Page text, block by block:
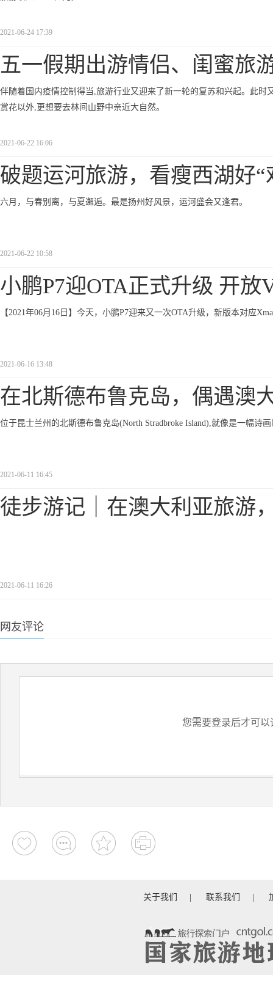
2021-06-24 17:39
五一假期出游情侣、闺蜜旅
伴随着国内疫情控制得当,旅游行业又迎来了新一轮的复苏和兴起。此
赏花以外,更想要去林间山野中亲近大自然。
2021-06-22 16:06
破题运河旅游，看瘦西湖好“
六月，与春别离，与夏邂逅。最是扬州好风景，运河盛会又逢君。
2021-06-22 10:58
小鹏P7迎OTA正式升级 开放
【2021年06月16日】今天，小鹏P7迎来又一次OTA升级，新版本对应
2021-06-16 13:48
在北斯德布鲁克岛，偶遇澳
位于昆士兰州的北斯德布鲁克岛(North Stradbroke Island),就像是一幅诗
2021-06-11 16:45
徒步游记｜在澳大利亚旅游
2021-06-11 16:26
网友评论
您需要登录后才可以
关于我们 联系我们